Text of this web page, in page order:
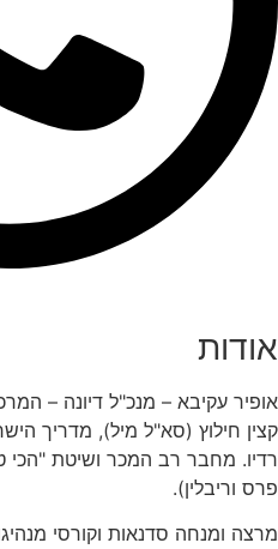
אודות
אופיר עקיבא – מנכ"ל דיונה –
קצין חילוץ (סא"ל מיל), מדריך
רדיו. מחבר רב המכר ושיטת
פרס וריבלין).
מרצה ומנחה סדנאות וקורסי